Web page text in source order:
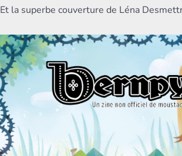
Et la superbe couverture de Léna